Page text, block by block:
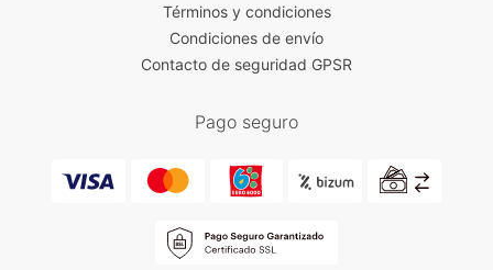
Términos y condiciones
Condiciones de envío
Contacto de seguridad GPSR
Pago seguro